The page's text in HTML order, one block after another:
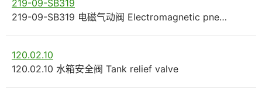
219-09-SB319
219-09-SB319 电磁气动阀 Electromagnetic pne…
120.02.10
120.02.10 水箱安全阀 Tank relief valve